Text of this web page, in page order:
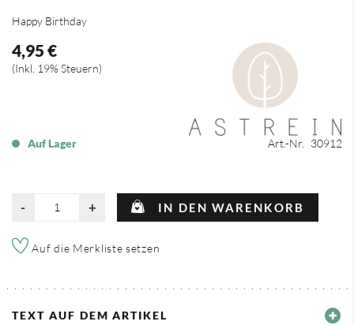
Happy Birthday
4,95 €
Inkl. 19% Steuern
Auf Lager Art.-Nr. 30912
- + IN DEN WARENKORB
Auf die Merkliste setzen
TEXT AUF DEM ARTIKEL